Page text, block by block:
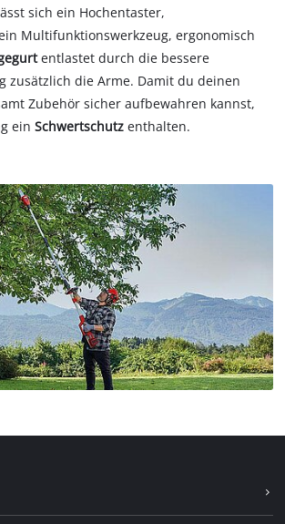
sich ein Hochentaster,
Multifunktionswerkzeug, ergonomisch
entlastet durch die bessere
zusätzlich die Arme. Damit du deinen
Zubehör sicher aufbewahren kannst,
einSchwertschutzenthalten.